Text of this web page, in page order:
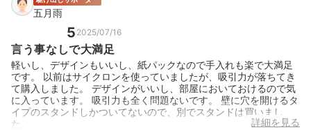
五月雨
5 2025/07/16
言う事なしで大満足
軽いし、デザインもいいし、紙パックなので手入れも楽で大満足
です。 以前はサイクロンを使っていましたが、吸引力が落ちてき
て購入しました。 デザインがいいし、部屋においておけるので気
に入っています。 吸引力も全く問題ないです。 壁に穴を開けるタ
イプのスタンドしかついてないので、別でスタンドは買いまし
た。
詳細を見る